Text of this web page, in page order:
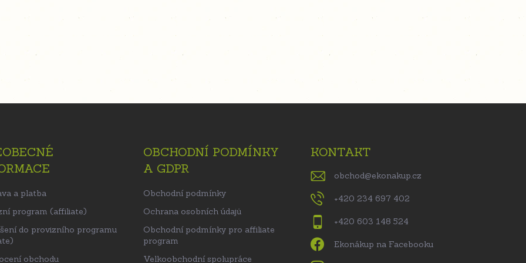
a platba
program (affiliate)
do provizního programu
obchodu
OBCHODNÍ PODMÍNKY
A GDPR
Obchodní podmínky
Ochrana osobních údajů
Obchodní podmínky pro affiliate
program
Velkoobchodní spolupráce
KONTAKT
obchod@ekonakup.cz
+420 234 697 402
+420 603 148 524
Ekonákup na Facebooku